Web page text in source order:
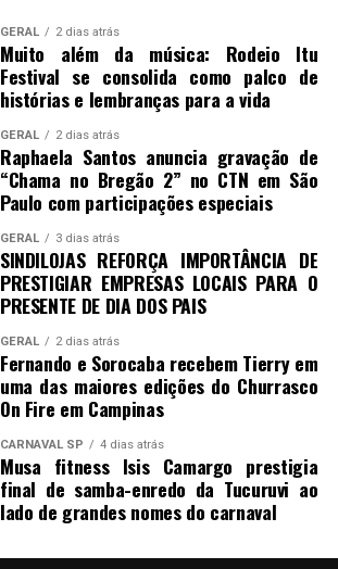
GERAL 2 dias atrás
Muito além da música: Rodeio Itu
Festival se consolida como palco de
histórias e lembranças para a vida
GERAL 2 dias atrás
Raphaela Santos anuncia gravação de
“Chama no Bregão 2” no CTN em São
Paulo com participações especiais
GERAL 3 dias atrás
SINDILOJAS REFORÇA IMPORTÂNCIA DE
PRESTIGIAR EMPRESAS LOCAIS PARA O
PRESENTE DE DIA DOS PAIS
GERAL 2 dias atrás
Fernando e Sorocaba recebem Tierry em
uma das maiores edições do Churrasco
On Fire em Campinas
CARNAVAL SP 4 dias atrás
Musa fitness Isis Camargo prestigia
final de samba-enredo da Tucuruvi ao
lado de grandes nomes do carnaval